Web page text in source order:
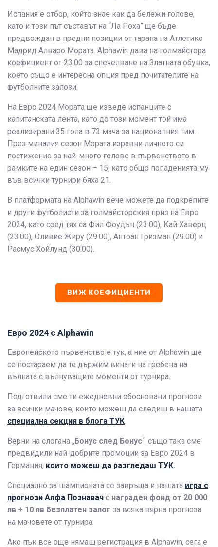
Испания е отбор, който знае как да бележи голове,
като и този път съставът на “Ла Роха” ще бъде
предвождан в предни позиции от тарана на Атлетико
Мадрид Алваро Мората. Alphawin дава на голмайстора
коефициент от 23.00 за спечелване на Златната обувка,
което също е интересна опция пред почитателите на
футболните залози.
На Евро 2024 Мората ще изведе испанците с
капитанската лента, като до този момент той има
реализирани 35 гола в 73 мача за националния тим.
През миналия сезон Мората изравни личното си
постижение за най-много голове в първенството в
рамките на един сезон – 15, като общо попаденията му
във всички турнири бяха 21.
В платформата на Alphawin вече можете да подкрепите
и други футболисти за голмайсторския приз на Евро
2024, като сред тях са Фил Фоудън (23.00), Кай Хаверц
(23.00), Оливие Жиру (29.00), Антоан Гризман (29.00) и
Расмус Хойлунд (30.00).
ВИЖ КОЕФИЦИЕНТИ
Евро 2024 с Alphawin
Европейското първенство е тук, а ние от Alphawin ще
се постараем да те държим винаги на гребена на
вълната с вълнуващите моменти от турнира.
Подготвили сме ти ежедневни обосновани прогнози
за всички мачове, които можеш да следиш в нашата
специална секция в блога ТУК
Верни на слогана „Бонус след Бонус“, също така сме
предвидили най-добрите промоции за Евро 2024 в
Германия, които можеш да разгледаш ТУК.
Специално за шампионата се завръща и нашата игра с
прогнози Алфа Познавач с награден фонд от 20 000
лв + 10 лв Безплатен залог за всяка вярна прогноза
на мачовете от турнира.
Ако пък все още нямаш регистрация в Alphawin, сега е